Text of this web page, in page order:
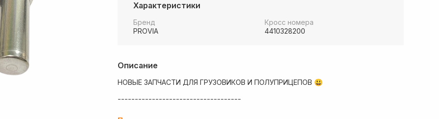
Описание
НОВЫЕ ЗАПЧАСТИ ДЛЯ ГРУЗОВИКОВ И ПОЛУПРИЦЕПОВ 😃
------------------------------------
Характеристики
Бренд
PROVIA
Кросс номера
4410328200